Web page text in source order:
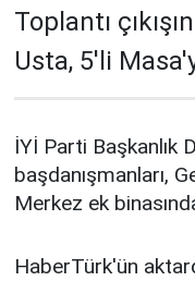
Toplantı
Usta, 5'li
İYİ Parti Başkanlık
başdanışmanları,
Merkez ek
HaberTürk'ün